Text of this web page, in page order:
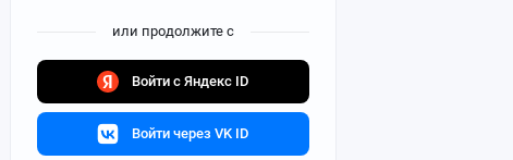
или продолжите с
Войти с Яндекс ID
Войти через VK ID